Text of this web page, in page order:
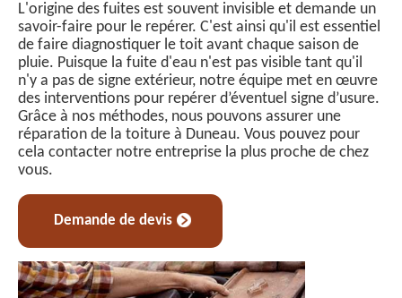
L'origine des fuites est souvent invisible et demande un
savoir-faire pour le repérer. C'est ainsi qu'il est essentiel
de faire diagnostiquer le toit avant chaque saison de
pluie. Puisque la fuite d'eau n'est pas visible tant qu'il
n'y a pas de signe extérieur, notre équipe met en œuvre
des interventions pour repérer d’éventuel signe d’usure.
Grâce à nos méthodes, nous pouvons assurer une
réparation de la toiture à Duneau. Vous pouvez pour
cela contacter notre entreprise la plus proche de chez
vous.
Demande de devis